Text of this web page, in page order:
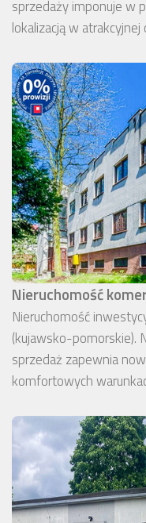
sprzedaży imponuje w
lokalizacją w atrakcyjnej
Nieruchomość
Nieruchomość
(kujawsko-pomorskie).
sprzedaż zapewnia
komfortowych